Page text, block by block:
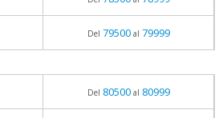
Del 79500al 79999
Del 80500al 80999